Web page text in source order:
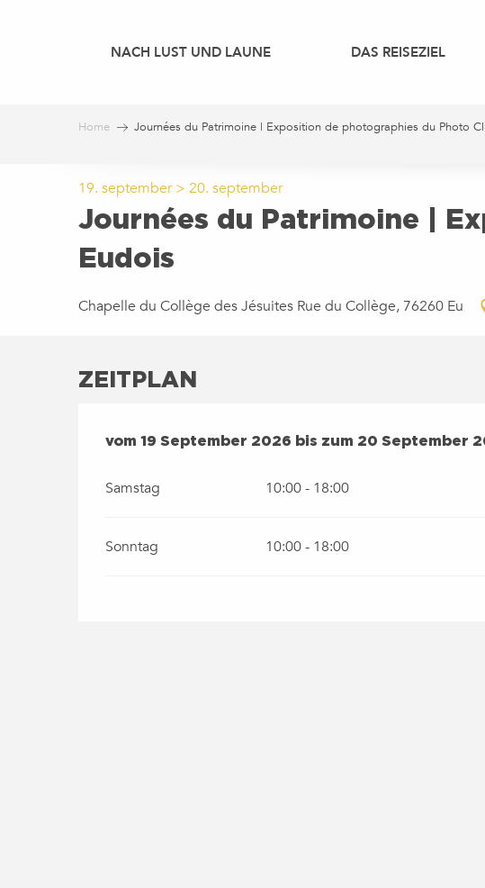
NACH LUST UND LAUNE DAS REISEZIEL
Home Journées du Patrimoine | Exposition de photographies du Photo
19. september > 20. september
Journées du Patrimoine |
Eudois
Chapelle du Collège des Jésuites Rue du Collège, 76260 Eu
ZEITPLAN
VOM19 SEPTEMBER 2026 BIS ZUM20 SEPTEMBER
vom 19 September 2026 bis zum 20 September
Samstag 10:00 - 18:00
Sonntag 10:00 - 18:00